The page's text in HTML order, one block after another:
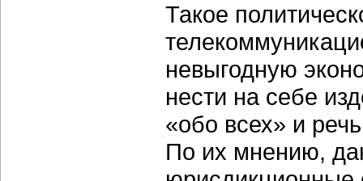
Такое
невыгодную
нести на себе
«обо всех» и
По их мнению,